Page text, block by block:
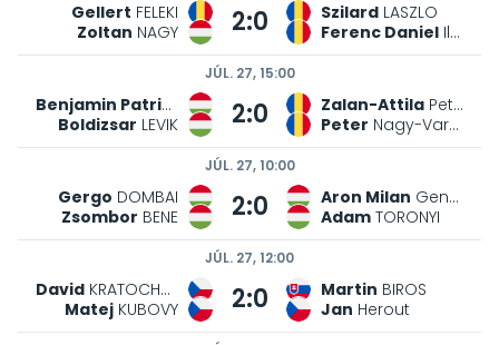
Gellert FELEKI
Zoltan NAGY 2:0 Szilard LASZLO
Ferenc Daniel Ilyes
JÚL. 27, 15:00
Benjamin Patrik TOTH
Boldizsar LEVIK 2:0 Zalan-Attila Peter
Peter Nagy-Varga
JÚL. 27, 10:00
Gergo DOMBAI
Zsombor BENE 2:0 Aron Milan Gendur
Adam TORONYI
JÚL. 27, 12:00
David KRATOCHVIL
Matej KUBOVY 2:0 Martin BIROS
Jan Herout